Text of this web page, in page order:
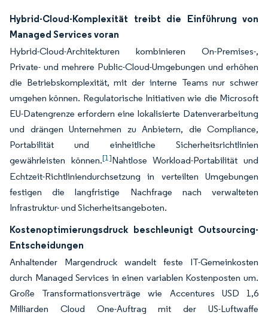
Hybrid-Cloud-Komplexität treibt die Einführung von
Managed Services voran
Hybrid-Cloud-Architekturen kombinieren On-Premises-,
Private- und mehrere Public-Cloud-Umgebungen und erhöhen
die Betriebskomplexität, mit der interne Teams nur schwer
umgehen können. Regulatorische Initiativen wie die Microsoft
EU-Datengrenze erfordern eine lokalisierte Datenverarbeitung
und drängen Unternehmen zu Anbietern, die Compliance,
Portabilität und einheitliche Sicherheitsrichtlinien
gewährleisten können.[1]Nahtlose Workload-Portabilität und
Echtzeit-Richtliniendurchsetzung in verteilten Umgebungen
festigen die langfristige Nachfrage nach verwalteten
Infrastruktur- und Sicherheitsangeboten.
Kostenoptimierungsdruck beschleunigt Outsourcing-
Entscheidungen
Anhaltender Margendruck wandelt feste IT-Gemeinkosten
durch Managed Services in einen variablen Kostenposten um.
Große Transformationsverträge wie Accentures USD 1,6
Milliarden Cloud One-Auftrag mit der US-Luftwaffe